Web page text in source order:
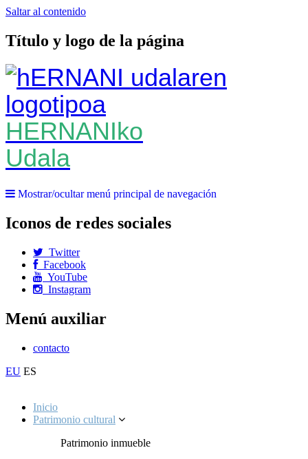
Saltar al contenido
Título y logo de la página
HERNANIko
Udala
Mostrar/ocultar menú principal de navegación
Iconos de redes sociales
Twitter
Facebook
YouTube
Instagram
Menú auxiliar
contacto
EU ES
Inicio
Patrimonio cultural
Patrimonio inmueble